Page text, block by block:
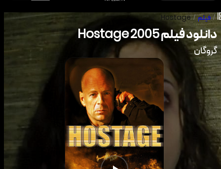
/فیلم /
Hostage
دانلود فیلم2005
Hostage
گروگان